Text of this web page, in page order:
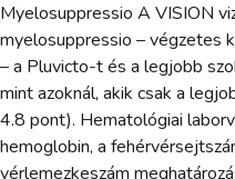
Myelosuppressio A VISION
myelosuppressio – végzetes
– a Pluvicto-t és a legjobb
mint azoknál, akik csak a
4.8 pont). Hematológiai
hemoglobin, a
vérlemezkeszám